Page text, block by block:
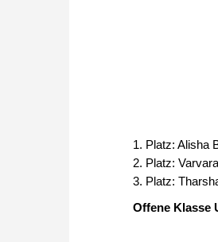
1. Platz: Alisha
2. Platz:
3. Platz:
Offene Klasse